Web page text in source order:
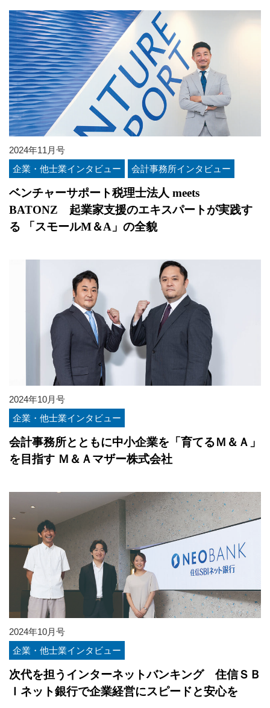
2024年11月号
企業・他士業インタビュー
会計事務所インタビュー
ベンチャーサポート税理士法人 meets
BATONZ 起業家支援のエキスパートが実践す
る 「スモールM＆A」の全貌
2024年10月号
企業・他士業インタビュー
会計事務所とともに中小企業を「育てるＭ＆Ａ」
を目指す Ｍ＆Ａマザー株式会社
2024年10月号
企業・他士業インタビュー
次代を担うインターネットバンキング 住信ＳＢ
Ｉネット銀行で企業経営にスピードと安心を